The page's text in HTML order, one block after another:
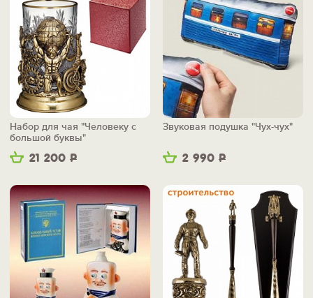
21 200 Р
Набор для чая "Человеку с
большой буквы"
2 990 Р
Звуковая подушка "Чух-чух"